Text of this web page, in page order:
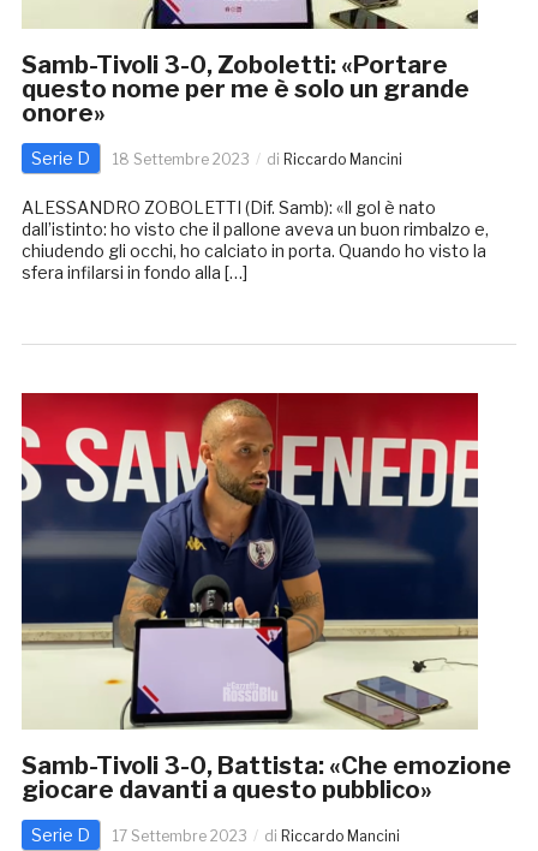
Samb-Tivoli 3-0, Zoboletti: «Portare
questo nome per me è solo un grande
onore»
Serie D 18 Settembre 2023 di Riccardo Mancini
ALESSANDRO ZOBOLETTI (Dif. Samb): «Il gol è nato
dall’istinto: ho visto che il pallone aveva un buon rimbalzo e,
chiudendo gli occhi, ho calciato in porta. Quando ho visto la
sfera infilarsi in fondo alla […]
Samb-Tivoli 3-0, Battista: «Che emozione
giocare davanti a questo pubblico»
Serie D 17 Settembre 2023 di Riccardo Mancini